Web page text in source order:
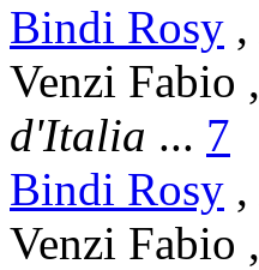
Bindi Rosy ,
Venzi Fabio ,
d'Italia ... 7
Bindi Rosy ,
Venzi Fabio ,